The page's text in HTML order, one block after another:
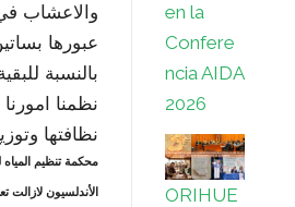
والاعشاب
عبورها
بالنسبة
نظمنا
نظافتها
محكمة تنظيم
الأندلسيون
en la
Confere
ncia AIDA
2026
ORIHUE